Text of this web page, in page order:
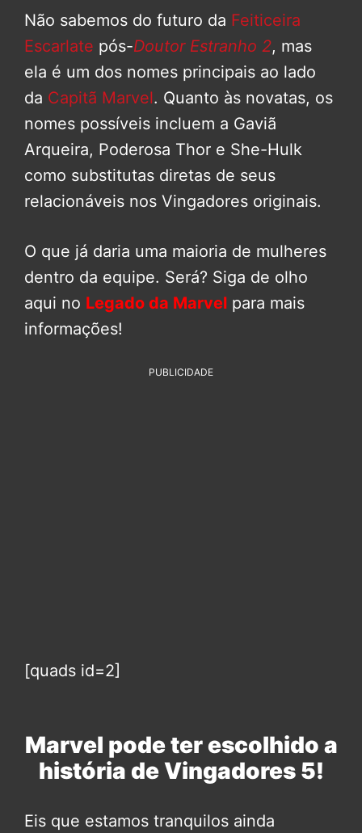
Não sabemos do futuro da Feiticeira
Escarlate pós-Doutor Estranho 2, mas
ela é um dos nomes principais ao lado
da Capitã Marvel. Quanto às novatas, os
nomes possíveis incluem a Gaviã
Arqueira, Poderosa Thor e She-Hulk
como substitutas diretas de seus
relacionáveis nos Vingadores originais.
O que já daria uma maioria de mulheres
dentro da equipe. Será? Siga de olho
aqui no Legado da Marvel para mais
informações!
PUBLICIDADE
[quads id=2]
Marvel pode ter escolhido a
história de Vingadores 5!
Eis que estamos tranquilos ainda